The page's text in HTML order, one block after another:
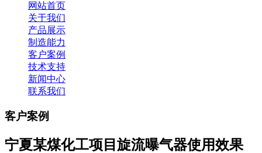
网站首页
关于我们
产品展示
制造能力
客户案例
技术支持
新闻中心
联系我们
客户案例
宁夏某煤化工项目旋流曝气器使用效果